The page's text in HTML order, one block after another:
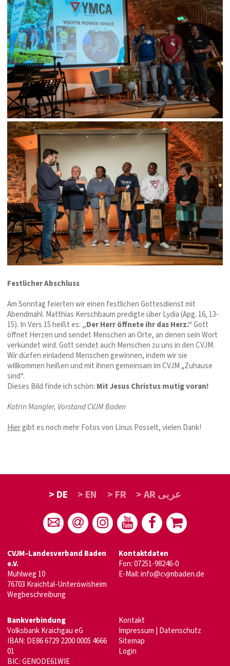
Festlicher Abschluss
Am Sonntag feierten wir einen festlichen Gottesdienst mit
Abendmahl. Matthias Kerschbaum predigte über Lydia (Apg. 16, 13-
15). In Vers 15 heißt es: „Der Herr öffnete ihr das Herz.“Gott
öffnet Herzen und sendet Menschen an Orte, an denen sein Wort
verkündet wird. Gott sendet auch Menschen zu uns in den CVJM.
Wir dürfen einladend Menschen gewinnen, indem wir sie
willkommen heißen und mit ihnen gemeinsam im CVJM „Zuhause
sind“.
Dieses Bild finde ich schön: Mit Jesus Christus mutig voran!
Katrin Mangler, Vorstand CVJM Baden
Hiergibt es noch mehr Fotos von Linus Posselt, vielen Dank!
> DE > EN > FR > AR عربى
CVJM-Landesverband Baden
e.V.
Mühlweg 10
76703 Kraichtal-Unteröwisheim
Wegbeschreibung
Kontaktdaten
Fon: 07251-98246-0
E-Mail:info@cvjmbaden.de
Bankverbindung
Volksbank Kraichgau eG
IBAN: DE86 6729 2200 0005 4666
01
BIC: GENODE61WIE
Kontakt
Impressum Datenschutz
Sitemap
Login